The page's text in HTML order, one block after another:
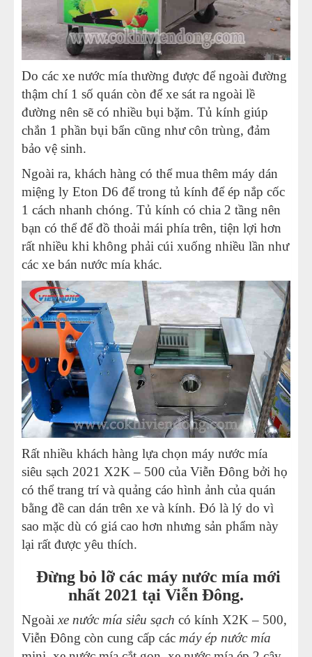
Do các xe nước mía thường được để ngoài đường
thậm chí 1 số quán còn để xe sát ra ngoài lề
đường nên sẽ có nhiều bụi bặm. Tủ kính giúp
chắn 1 phần bụi bẩn cũng như côn trùng, đảm
bảo vệ sinh.
Ngoài ra, khách hàng có thể mua thêm máy dán
miệng ly Eton D6 để trong tủ kính để ép nắp cốc
1 cách nhanh chóng. Tủ kính có chia 2 tầng nên
bạn có thể để đồ thoải mái phía trên, tiện lợi hơn
rất nhiều khi không phải cúi xuống nhiều lần như
các xe bán nước mía khác.
Rất nhiều khách hàng lựa chọn máy nước mía
siêu sạch 2021 X2K – 500 của Viễn Đông bởi họ
có thể trang trí và quảng cáo hình ảnh của quán
bằng đề can dán trên xe và kính. Đó là lý do vì
sao mặc dù có giá cao hơn nhưng sản phẩm này
lại rất được yêu thích.
Đừng bỏ lỡ các máy nước mía mới
nhất 2021 tại Viễn Đông.
Ngoài xe nước mía siêu sạch có kính X2K – 500,
Viễn Đông còn cung cấp các máy ép nước mía